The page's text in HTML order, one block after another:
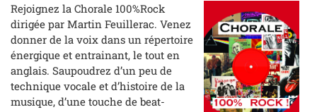
Rejoignez la Chorale 100%Rock
dirigée par Martin Feuillerac. Venez
donner de la voix dans un répertoire
énergique et entrainant, le tout en
anglais. Saupoudrez d’un peu de
technique vocale et d’histoire de la
musique, d’une touche de beat-